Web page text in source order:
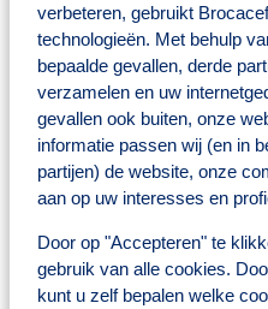
verbeteren, gebruikt
technologieën. Met behulp
bepaalde gevallen, derde
verzamelen en uw
gevallen ook buiten, onze
informatie passen wij (en in
partijen) de website, onze
aan op uw interesses en
Door op "Accepteren" te
gebruik van alle cookies.
kunt u zelf bepalen welke
Ons team bestaat uit betrokken,
die meebewegen met de
Binnen dit team krijg jij alle
en te groeien op verschillende
consulten, baxterzorg,
dermacosmetica, tot lifestyle-
Nieuwe uitdagingen? Die gaan
open voor frisse ideeën en
Bij BENU Apotheek Leerdam
onze patiënten én voor jezelf.
Wat jij hiervoor